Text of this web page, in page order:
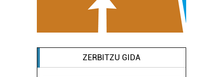
ZERBITZU GIDA